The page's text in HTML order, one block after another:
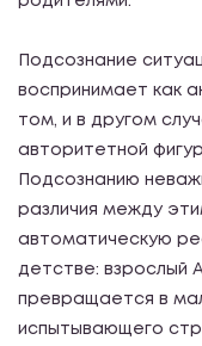
Подсознание
воспринимает как
том, и в другом
авторитетной
Подсознанию
различия между
автоматическую
детстве: взрослый
превращается в
испытывающего